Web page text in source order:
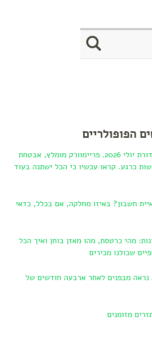
הפופולריים
Build vs. Buy, מהדורת יולי 2026. פריימוורק מומלץ, אבטחת
כרגע. קראו עכשיו כי הכל ישתנה בעוד
חשבון? באיזו מחלקה, אם בכלל, כדאי
מהי כרטסת, מהו מאזן בוחן ואיך הכל
שכולנו מכירים
מהדורה 94: איך AI נראה מבפנים לאחר ארבעה חודשים של
מזומנים